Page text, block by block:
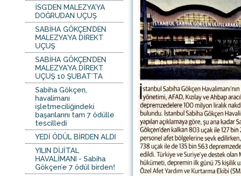
İSG’DEN MALEZYA’YA
DOĞRUDAN UÇUŞ
SABİHA GÖKÇEN’DEN
MALEZYA’YA DİREKT
UÇUŞ
SABİHA GÖKÇEN’DEN
MALEZYA’YA DİREKT
UÇUŞ 10 ŞUBAT’TA
Sabiha Gökçen,
havalimanı
işletmeciliğindeki
başarılarını tam 7 ödülle
tescilledi
YEDİ ÖDÜL BİRDEN ALDI
YILIN DİJİTAL
HAVALİMANI - Sabiha
Gökçen’e 7 ödül birden!